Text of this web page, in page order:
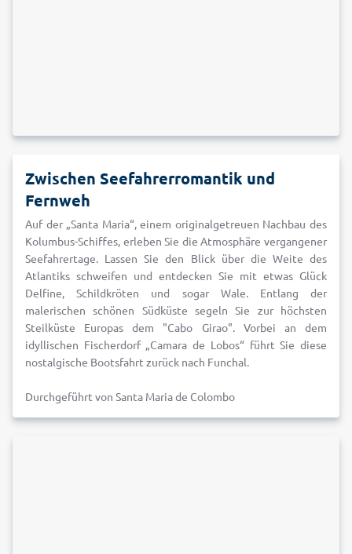
Zwischen Seefahrerromantik und
Fernweh
Auf der „Santa Maria“, einem originalgetreuen Nachbau des
Kolumbus-Schiffes, erleben Sie die Atmosphäre vergangener
Seefahrertage. Lassen Sie den Blick über die Weite des
Atlantiks schweifen und entdecken Sie mit etwas Glück
Delfine, Schildkröten und sogar Wale. Entlang der
malerischen schönen Südküste segeln Sie zur höchsten
Steilküste Europas dem "Cabo Girao". Vorbei an dem
idyllischen Fischerdorf „Camara de Lobos“ führt Sie diese
nostalgische Bootsfahrt zurück nach Funchal.
Durchgeführt von Santa Maria de Colombo